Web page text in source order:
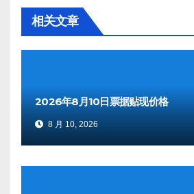
相关文章
2026年8月10日票据贴现价格
8 月 10, 2026